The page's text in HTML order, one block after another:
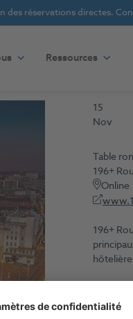
des réservations directes.
Ressources
15
Nov
Table
196+
Online
196+